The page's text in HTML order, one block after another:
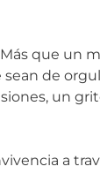
que un
de
un
a